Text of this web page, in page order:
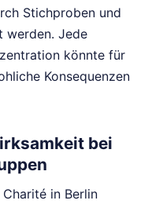
Stichproben und
werden. Jede
könnte für
Konsequenzen
bei
in Berlin